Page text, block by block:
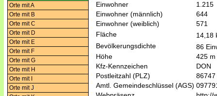
Orte mit A
Orte mit B
Orte mit C
Orte mit D
Orte mit E
Orte mit F
Orte mit G
Orte mit H
Orte mit I
Orte mit J
Einwohner
1.215
Einwohner (männlich)
644
Einwohner (weiblich)
571
Fläche
14,18
Bevölkerungsdichte
86
Höhe
425 m
Kfz-Kennzeichen
DON
Postleitzahl (PLZ)
86747
Amtl. Gemeindeschlüssel (AGS)